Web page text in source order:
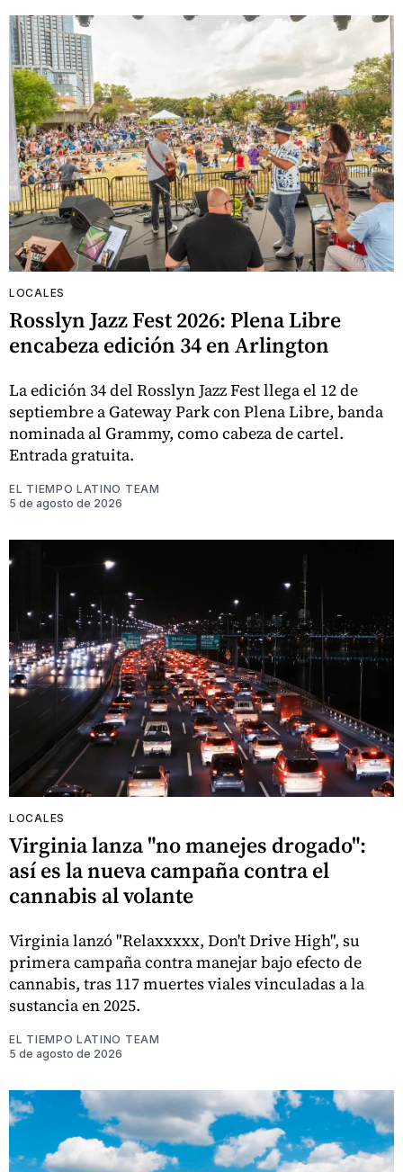
LOCALES
Rosslyn Jazz Fest 2026: Plena Libre
encabeza edición 34 en Arlington
La edición 34 del Rosslyn Jazz Fest llega el 12 de
septiembre a Gateway Park con Plena Libre, banda
nominada al Grammy, como cabeza de cartel.
Entrada gratuita.
EL TIEMPO LATINO TEAM
5 de agosto de 2026
LOCALES
Virginia lanza "no manejes drogado":
así es la nueva campaña contra el
cannabis al volante
Virginia lanzó "Relaxxxxx, Don't Drive High", su
primera campaña contra manejar bajo efecto de
cannabis, tras 117 muertes viales vinculadas a la
sustancia en 2025.
EL TIEMPO LATINO TEAM
5 de agosto de 2026